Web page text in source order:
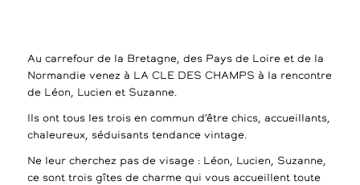
Au carrefour de la Bretagne, des Pays de Loire et de la
Normandie venez à LA CLE DES CHAMPS à la rencontre
de Léon, Lucien et Suzanne.
Ils ont tous les trois en commun d’être chics, accueillants,
chaleureux, séduisants tendance vintage.
Ne leur cherchez pas de visage : Léon, Lucien, Suzanne,
ce sont trois gîtes de charme qui vous accueillent toute